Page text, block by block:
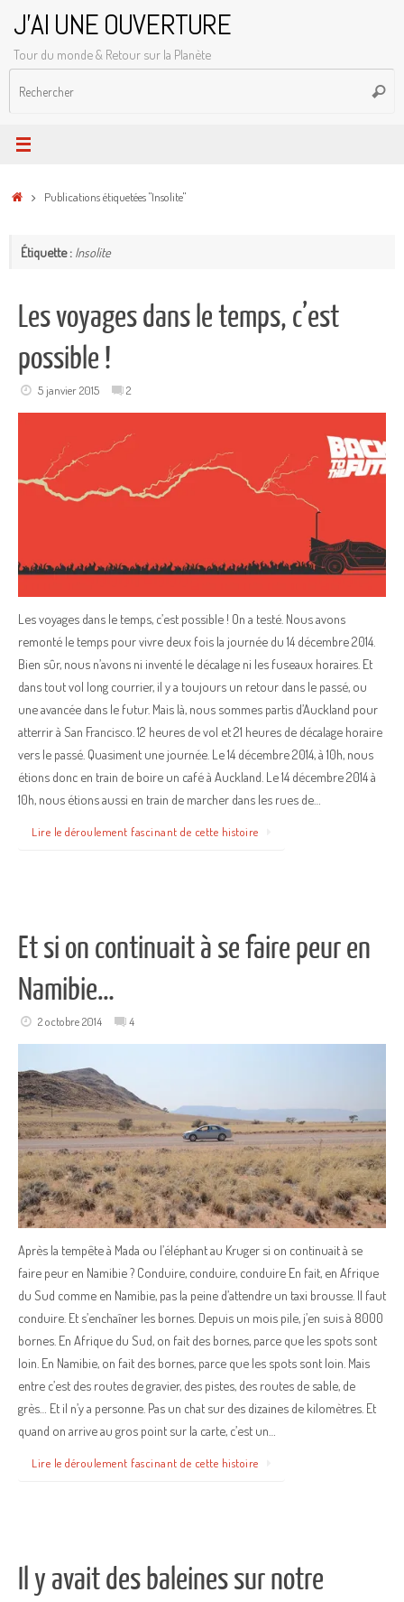
contenu
J'AI UNE OUVERTURE
Tour du monde & Retour sur la Planète
AccueilPublications étiquetées "Insolite"
Étiquette : Insolite
Les voyages dans le temps, c’est
possible !
5 janvier 2015 2
Les voyages dans le temps, c’est possible ! On a testé. Nous avons
remonté le temps pour vivre deux fois la journée du 14 décembre 2014.
Bien sûr, nous n’avons ni inventé le décalage ni les fuseaux horaires. Et
dans tout vol long courrier, il y a toujours un retour dans le passé, ou
une avancée dans le futur. Mais là, nous sommes partis d’Auckland pour
atterrir à San Francisco. 12 heures de vol et 21 heures de décalage horaire
vers le passé. Quasiment une journée. Le 14 décembre 2014, à 10h, nous
étions donc en train de boire un café à Auckland. Le 14 décembre 2014 à
10h, nous étions aussi en train de marcher dans les rues de…
Lire le déroulement fascinant de cette histoire
Et si on continuait à se faire peur en
Namibie…
2 octobre 2014 4
Après la tempête à Mada ou l’éléphant au Kruger si on continuait à se
faire peur en Namibie ? Conduire, conduire, conduire En fait, en Afrique
du Sud comme en Namibie, pas la peine d’attendre un taxi brousse. Il faut
conduire. Et s’enchaîner les bornes. Depuis un mois pile, j’en suis à 8000
bornes. En Afrique du Sud, on fait des bornes, parce que les spots sont
loin. En Namibie, on fait des bornes, parce que les spots sont loin. Mais
entre c’est des routes de gravier, des pistes, des routes de sable, de
grès… Et il n’y a personne. Pas un chat sur des dizaines de kilomètres. Et
quand on arrive au gros point sur la carte, c’est un…
Lire le déroulement fascinant de cette histoire
Il y avait des baleines sur notre